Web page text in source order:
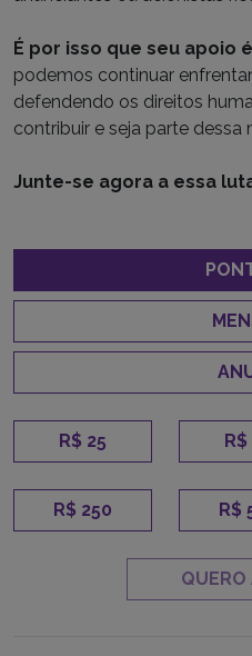
É por isso que seu apoio
podemos continuar
defendendo os direitos
contribuir e seja parte dessa
Junte-se agora a essa
R$ 25 R$
R$ 250 R$
QUERO